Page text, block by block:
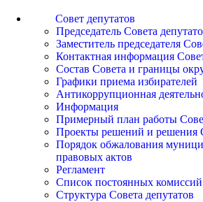
Совет депутатов
Председатель Совета
Заместитель председателя
Контактная информация
Состав Совета и границы
Графики приема избирателей
Антикоррупционная
Информация
Примерный план работы
Проекты решений и решения
Порядок обжалования
правовых актов
Регламент
Список постоянных комиссий
Структура Совета депутатов